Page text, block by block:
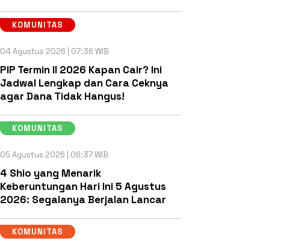
KOMUNITAS
04 Agustus 2026 | 07:36 WIB
PIP Termin II 2026 Kapan Cair? Ini
Jadwal Lengkap dan Cara Ceknya
agar Dana Tidak Hangus!
KOMUNITAS
05 Agustus 2026 | 06:37 WIB
4 Shio yang Menarik
Keberuntungan Hari Ini 5 Agustus
2026: Segalanya Berjalan Lancar
KOMUNITAS